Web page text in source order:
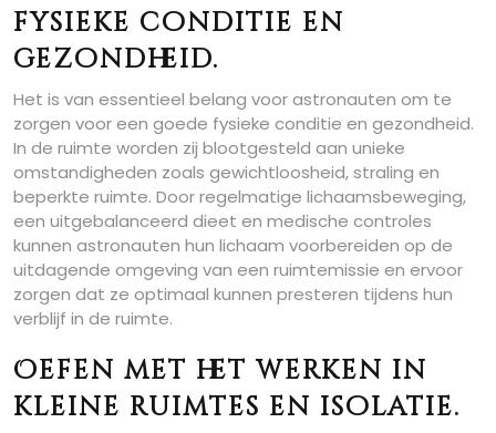
fysieke conditie en
gezondheid.
Het is van essentieel belang voor astronauten om te
zorgen voor een goede fysieke conditie en gezondheid.
In de ruimte worden zij blootgesteld aan unieke
omstandigheden zoals gewichtloosheid, straling en
beperkte ruimte. Door regelmatige lichaamsbeweging,
een uitgebalanceerd dieet en medische controles
kunnen astronauten hun lichaam voorbereiden op de
uitdagende omgeving van een ruimtemissie en ervoor
zorgen dat ze optimaal kunnen presteren tijdens hun
verblijf in de ruimte.
Oefen met het werken in
kleine ruimtes en isolatie.